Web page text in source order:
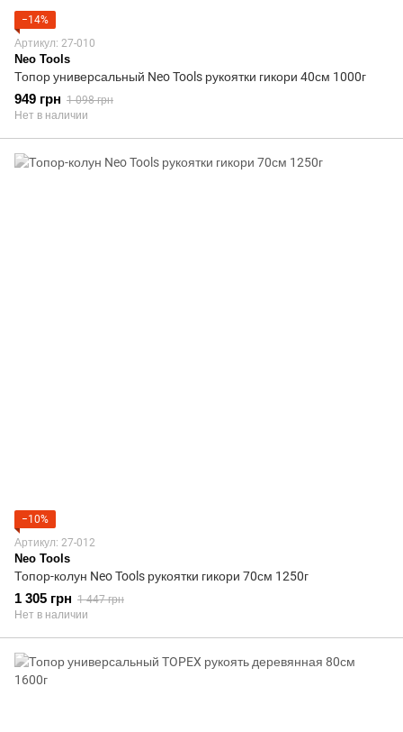
−14%
Артикул: 27-010
Neo Tools
Топор универсальный Neo Tools рукоятки гикори 40см 1000г
949 грн 1 098 грн
Нет в наличии
−10%
Артикул: 27-012
Neo Tools
Топор-колун Neo Tools рукоятки гикори 70см 1250г
1 305 грн 1 447 грн
Нет в наличии